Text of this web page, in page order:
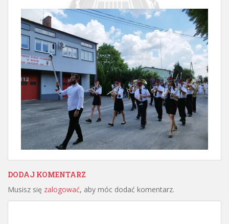
DODAJ KOMENTARZ
Musisz się zalogować, aby móc dodać komentarz.